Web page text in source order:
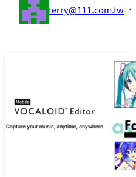
terry@111.com.tw ·